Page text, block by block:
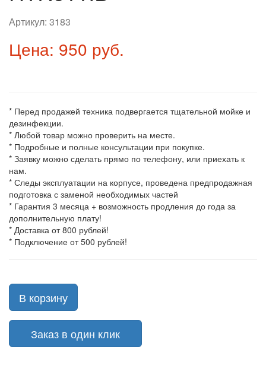
Артикул: 3183
Цена: 950 руб.
* Перед продажей техника подвергается тщательной мойке и
дезинфекции.
* Любой товар можно проверить на месте.
* Подробные и полные консультации при покупке.
* Заявку можно сделать прямо по телефону, или приехать к
нам.
* Следы эксплуатации на корпусе, проведена предпродажная
подготовка с заменой необходимых частей
* Гарантия 3 месяца + возможность продления до года за
дополнительную плату!
* Доставка от 800 рублей!
* Подключение от 500 рублей!
В корзину
Заказ в один клик